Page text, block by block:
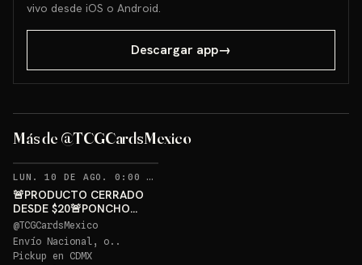
vivo desde iOS o Android.
Descargar app→
Más de @TCGCardsMexico
PONCHO PIKACHU PSA 10
Sorteo: PONCHO PIKACHU PSA 10 GRATIS→
LUN. 10 DE AGO. 0:00 AM
🚨PRODUCTO CERRADO
DESDE $20🚨PONCHO
PIKACHU PSA 10 GRATIS
@TCGCardsMexico
Envío Nacional, o..
Pickup en CDMX